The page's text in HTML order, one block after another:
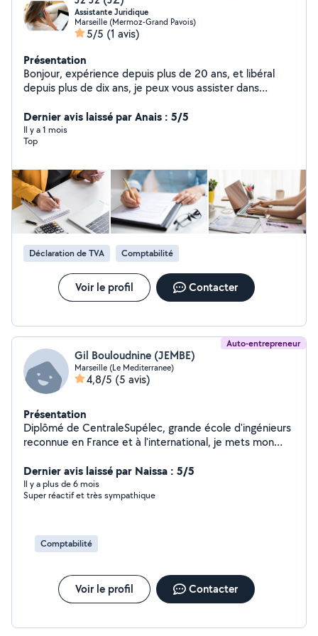
Assistante Juridique
Marseille (Mermoz-Grand Pavois)
5/5 (1 avis)
Présentation
Bonjour, expérience depuis plus de 20 ans, et libéral
depuis plus de dix ans, je peux vous assister dans
dossiers) - Comptabilité (bilan, tenue comptabilité
expertise comptable) - Régularisation des papiers par le
travail (droit des étrangers) - Inscription au greffe du
société, auto entrepreneur) - Indemnisation du
préjudice corporel (Echanges avec les assurances) -
Contentieux (rédaction mise en demeure) - Formalités
auprès du greffe sur le Guichet unique (création
société, toutes modifications de sociétés, dissolution,
liquidation simple, etc...
Dernier avis laissé par Anais : 5/5
Il y a 1 mois
Top
Déclaration de TVA Comptabilité
Voir le profil Contacter
Auto-entrepreneur
Gil Bouloudnine (JEMBE)
Marseille (Le Mediterranee)
4,8/5 (5 avis)
Présentation
Diplômé de CentraleSupélec, grande école d'ingénieurs
reconnue en France et à l'international, je mets mon
en informatique et programmation, je maîtrise
notamment Python, le développement de sites web
modernes (WordPress, HTML/CSS, intégration
& marketing numérique, j'accompagne les particuliers
comme les professionnels dans : la création et
WooCommerce) la mise en place de campagnes
publicitaires ciblées (Google Ads, Amazon Ads, réseaux
visibilité et ventes. Mon objectif : vous apporter des
Dernier avis laissé par Naissa : 5/5
Il y a plus de 6 mois
Super réactif et très sympathique
Comptabilité
Voir le profil Contacter